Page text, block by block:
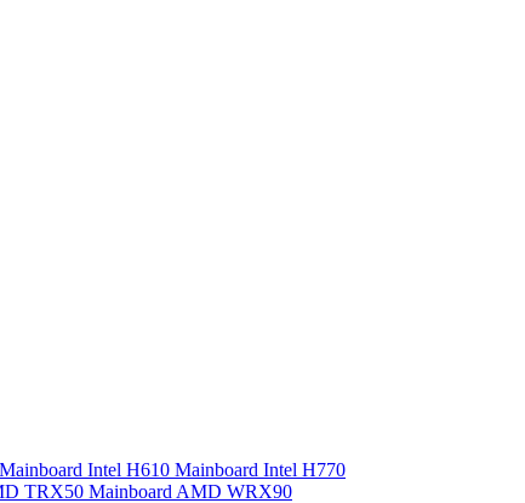
Mainboard Intel H610 Mainboard Intel H770
TRX50 Mainboard AMD WRX90